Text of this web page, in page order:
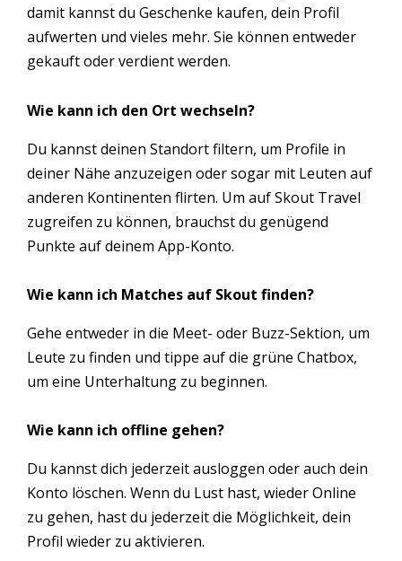
damit kannst du Geschenke kaufen, dein Profil
aufwerten und vieles mehr. Sie können entweder
gekauft oder verdient werden.
Wie kann ich den Ort wechseln?
Du kannst deinen Standort filtern, um Profile in
deiner Nähe anzuzeigen oder sogar mit Leuten auf
anderen Kontinenten flirten. Um auf Skout Travel
zugreifen zu können, brauchst du genügend
Punkte auf deinem App-Konto.
Wie kann ich Matches auf Skout finden?
Gehe entweder in die Meet- oder Buzz-Sektion, um
Leute zu finden und tippe auf die grüne Chatbox,
um eine Unterhaltung zu beginnen.
Wie kann ich offline gehen?
Du kannst dich jederzeit ausloggen oder auch dein
Konto löschen. Wenn du Lust hast, wieder Online
zu gehen, hast du jederzeit die Möglichkeit, dein
Profil wieder zu aktivieren.